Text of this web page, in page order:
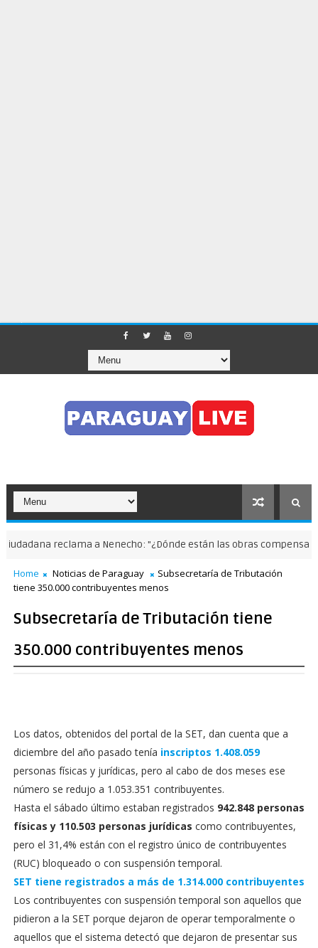
reclama a Nenecho: "¿Dónde están las obras
Home Noticias de Paraguay
Subsecretaría de Tributación
tiene 350.000 contribuyentes menos
Subsecretaría de Tributación tiene
350.000 contribuyentes menos
Los datos, obtenidos del portal de la SET, dan cuenta que a
diciembre del año pasado tenía inscriptos 1.408.059
personas físicas y jurídicas, pero al cabo de dos meses ese
número se redujo a 1.053.351 contribuyentes.
Hasta el sábado último estaban registrados 942.848 personas
físicas y 110.503 personas jurídicas como contribuyentes,
pero el 31,4% están con el registro único de contribuyentes
(RUC) bloqueado o con suspensión temporal.
SET tiene registrados a más de 1.314.000 contribuyentes
Los contribuyentes con suspensión temporal son aquellos que
pidieron a la SET porque dejaron de operar temporalmente o
aquellos que el sistema detectó que dejaron de presentar sus